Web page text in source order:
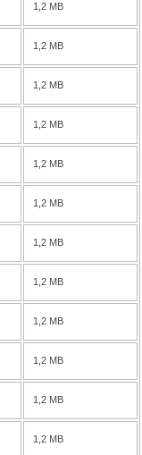
1,2 MB
1,2 MB
1,2 MB
1,2 MB
1,2 MB
1,2 MB
1,2 MB
1,2 MB
1,2 MB
1,2 MB
1,2 MB
1,2 MB